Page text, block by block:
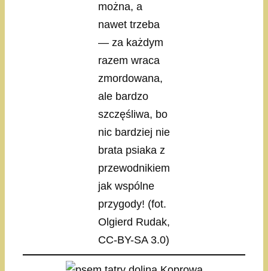
można, a
nawet trzeba
— za każdym
razem wraca
zmordowana,
ale bardzo
szczęśliwa, bo
nic bardziej nie
brata psiaka z
przewodnikiem
jak wspólne
przygody! (fot.
Olgierd Rudak,
CC-BY-SA 3.0)